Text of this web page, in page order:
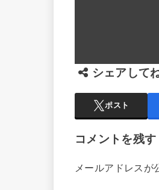
シェアして
ポスト
コメントを残す
メールアドレスが